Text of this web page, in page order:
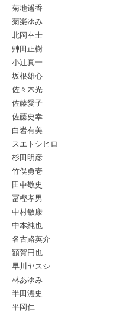
菊地遥香
菊楽ゆみ
北岡幸士
艸田正樹
小辻真一
坂根雄心
佐々木光
佐藤愛子
佐藤史幸
白岩有美
スエトシヒロ
杉田明彦
竹俣勇壱
田中敬史
冨樫孝男
中村敏康
中本純也
名古路英介
額賀円也
早川ヤスシ
林あゆみ
半田濃史
平岡仁